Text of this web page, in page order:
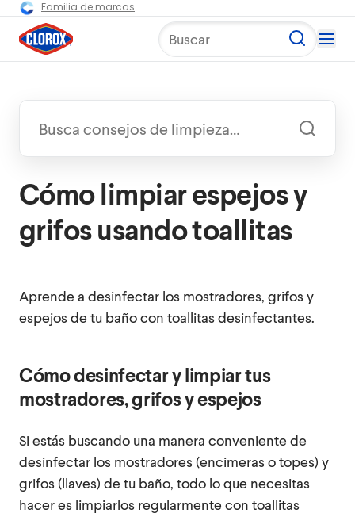
Familia de marcas
Buscar
Cómo limpiar espejos y
grifos usando toallitas
Aprende a desinfectar los mostradores, grifos y
espejos de tu baño con toallitas desinfectantes.
Cómo desinfectar y limpiar tus
mostradores, grifos y espejos
Si estás buscando una manera conveniente de
desinfectar los mostradores (encimeras o topes) y
grifos (llaves) de tu baño, todo lo que necesitas
hacer es limpiarlos regularmente con toallitas